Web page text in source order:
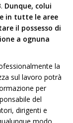
Dunque, colui
in tutte le aree
il possesso di
a ognuna
la
sul lavoro potrà
per
del
dirigenti e